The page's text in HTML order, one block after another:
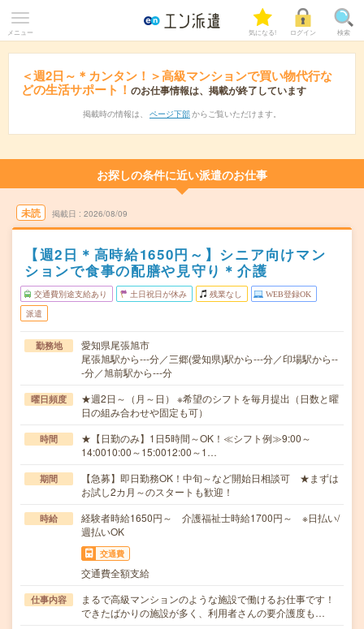
メニュー 気になる! ログイン 検索
＜週2日～＊カンタン！＞高級マンションで買い物代行な
どの生活サポート！ のお仕事情報は、掲載が終了しています
掲載時の情報は、 ページ下部 からご覧いただけます。
お探しの条件に近い派遣のお仕事
未読 掲載日 2026/08/09
【週2日＊高時給1650円～】シニア向けマン
ションで食事の配膳や見守り＊介護
交通費別途支給あり 土日祝日が休み 残業なし WEB登録OK
派遣
勤務地
愛知県尾張旭市
尾張旭駅から---分／三郷(愛知県)駅から---分／印場駅から--
-分／旭前駅から---分
曜日頻度
★週2日～（月～日） ※希望のシフトを毎月提出（日数と曜
日の組み合わせや固定も可）
時間
★【日勤のみ】1日5時間～OK！≪シフト例≫9:00～
14:0010:00～15:0012:00～1…
期間
【急募】即日勤務OK！中旬～など開始日相談可 ★まずは
お試し2カ月～のスタートも歓迎！
時給
経験者時給1650円～ 介護福祉士時給1700円～ ※日払い/
週払いOK
交通費
交通費全額支給
仕事内容
まるで高級マンションのような施設で働けるお仕事です！
できたばかりの施設が多く、利用者さんの要介護度も…